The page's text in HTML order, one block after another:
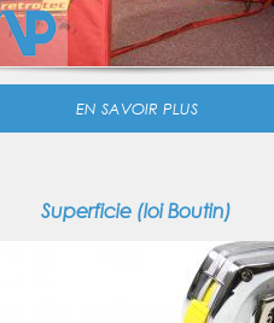
EN SAVOIR PLUS
Superficie (loi Boutin)